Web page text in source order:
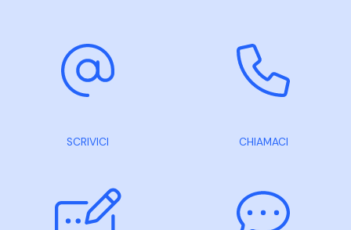
SCRIVICI CHIAMACI